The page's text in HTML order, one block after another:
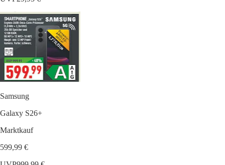
Samsung
Galaxy S26+
Marktkauf
599,99 €